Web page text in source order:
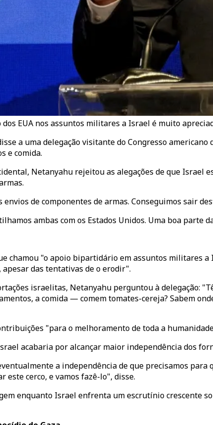
dos EUA nos assuntos militares a Israel é muito
a uma delegação visitante do Congresso
e comida.
Netanyahu rejeitou as alegações de que Israel
de componentes de armas. Conseguimos sair
ambas com os Estados Unidos. Uma boa parte
chamou "o apoio bipartidário em assuntos militares
apesar das tentativas de o erodir".
israelitas, Netanyahu perguntou à delegação:
a comida — comem tomates-cereja? Sabem
"para o melhoramento de toda a
acabaria por alcançar maior independência dos
a independência de que precisamos
este cerco, e vamos fazê-lo", disse.
enquanto Israel enfrenta um escrutínio crescente